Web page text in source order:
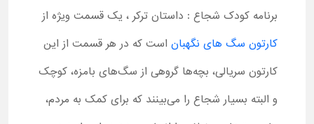
برنامه کودک شجاع : داستان ترکر ، یک قسمت ویژه از
کارتون سگ های نگهبان است که در هر قسمت از این
کارتون سریالی، بچه‌ها گروهی از سگ‌های بامزه، کوچک
و البته بسیار شجاع را می‌بینند که برای کمک به مردم،